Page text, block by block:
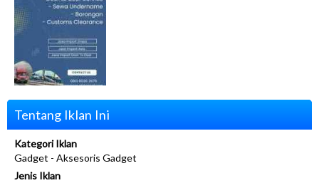
Tentang Iklan Ini
Kategori Iklan
Gadget - Aksesoris Gadget
Jenis Iklan